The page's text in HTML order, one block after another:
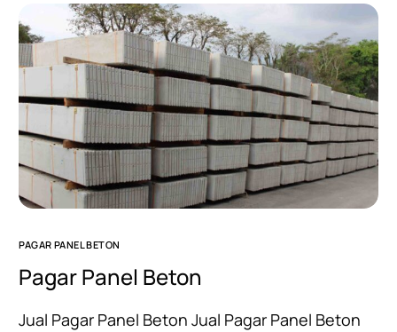
PAGAR PANEL BETON
Pagar Panel Beton
Jual Pagar Panel Beton Jual Pagar Panel Beton